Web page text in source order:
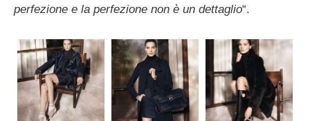
perfezione e la perfezione non è un dettaglio“.